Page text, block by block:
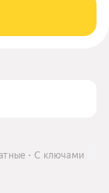
С ключами